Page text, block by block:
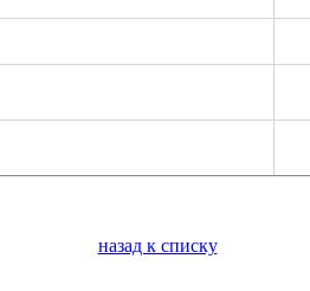
назад к списку